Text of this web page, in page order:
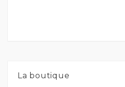
La boutique